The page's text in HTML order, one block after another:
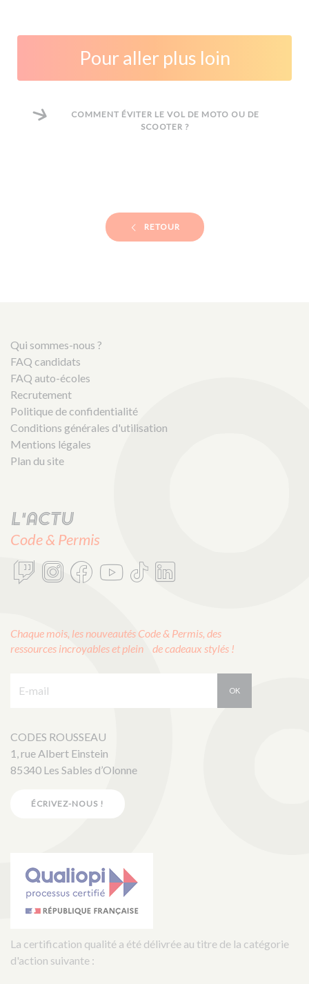
Pour aller plus loin
COMMENT ÉVITER LE VOL DE MOTO OU DE
SCOOTER ?
RETOUR
Qui sommes-nous ?
FAQ candidats
FAQ auto-écoles
Recrutement
Politique de confidentialité
Conditions générales d'utilisation
Mentions légales
Plan du site
L'actu
Code & Permis
Chaque mois, les nouveautés Code & Permis, des
ressources incroyables et plein de cadeaux stylés !
OK
CODES ROUSSEAU
1, rue Albert Einstein
85340 Les Sables d’Olonne
ÉCRIVEZ-NOUS !
La certification qualité a été délivrée au titre de la catégorie
d'action suivante :